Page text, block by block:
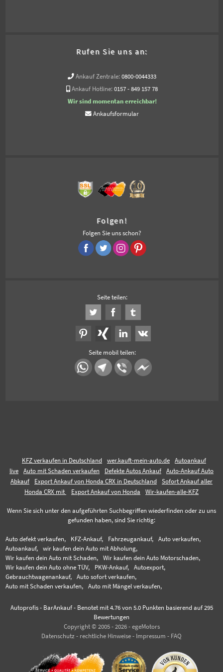
Rufen Sie uns an:
Ankauf Zentrale: 0800-0044333
Ankauf Hotline: 0157 - 849 157 78
Wir sind momentan erreichbar!
Ankaufsformular
Folgen!
Folgen Sie uns schon?
Seite teilen:
Seite mobil teilen:
KFZ verkaufen in Deutschland wer.kauft-mein-auto.de
Autoankauf
live
Auto mit Schaden verkaufen Defekte Autos Ankauf
Auto-Ankauf Auto
Abkauf
Export Ankauf von Honda CRX in Deutschland
Sofort Ankauf aller
Honda CRX mit
Export Ankauf von Honda Wir-kaufen-alle-KFZ
Wenn Sie sich unter den aufgeführten Suchbegriffen wiederfinden oder zu uns
gefunden haben, sind Sie richtig:
Auto defekt verkaufen, KFZ-Ankauf, Fahrzeugankauf,
Auto verkaufen,
Autoankauf,
wir kaufen dein Auto mit Abholung,
Wir kaufen dein Auto mit Schaden,
Wir kaufen dein Auto Motorschaden,
Wir kaufen dein Auto ohne TÜV,
PKW-Ankauf,
Autoexport,
Gebrauchtwagenankauf,
Auto sofort verkaufen,
Auto mit Schaden verkaufen,
Auto mit Mängel verkaufen,
Autoprofis - BarAnkauf- Benotet mit 4.76von 5.0 Punkten basierend auf 295
Bewertungen
Copyright © 2005 - 2026 - egeMotors
Datenschutz - rechtliche Hinweise - Impressum - FAQ